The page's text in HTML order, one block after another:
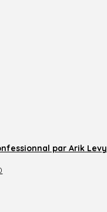
par Arik Levy